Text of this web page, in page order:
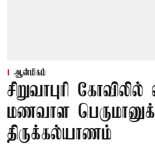
ஆன்மிகம்
சிறுவாபுரி
மணவாள
திருக்கல்யாணம்